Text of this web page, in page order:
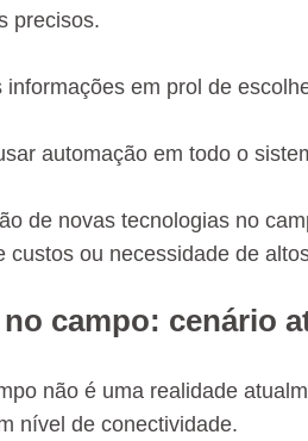
precisos.
em prol de
automação em todo o
de novas tecnologias no
custos ou necessidade de
campo: cenário
não é uma realidade
nível de conectividade.